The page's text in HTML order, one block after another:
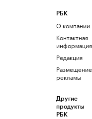
РБК
О компании
Контактная
информация
Редакция
Размещение
рекламы
Другие
продукты
РБК